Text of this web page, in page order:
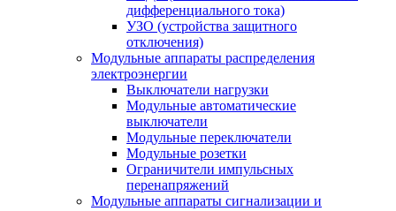
дифференциального тока)
УЗО (устройства защитного
отключения)
Модульные аппараты распределения
электроэнергии
Выключатели нагрузки
Модульные автоматические
выключатели
Модульные переключатели
Модульные розетки
Ограничители импульсных
перенапряжений
Модульные аппараты сигнализации и